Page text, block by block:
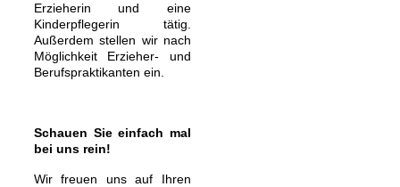
Erzieherin und eine
Kinderpflegerin tätig.
Außerdem stellen wir nach
Möglichkeit Erzieher- und
Berufspraktikanten ein.
Schauen Sie einfach mal
bei uns rein!
Wir freuen uns auf Ihren